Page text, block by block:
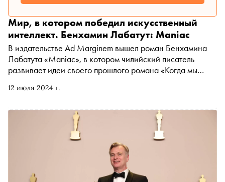
12 июля 2024 г.
Мир, в котором победил искусственный
интеллект. Бенхамин Лабатут: Maniac
В издательстве Ad Marginem вышел роман Бенхамина
Лабатута «Maniac», в котором чилийский писатель
развивает идеи своего прошлого романа «Когда мы
аспектах достижений науки. Он вновь обращается к
новой книге Лабатут представляет мир, в котором ИИ
победил человечество. Электронная и аудиоверсии
книги доступны эксклюзивно в «Букмейте», книжном
сервисе «Яндекс Плюса». «Сноб» публикует отрывок из
главы «Рука бога», где автор переигрывает знаменитый
матч в го между Ли Седолем и программой AlphaGo